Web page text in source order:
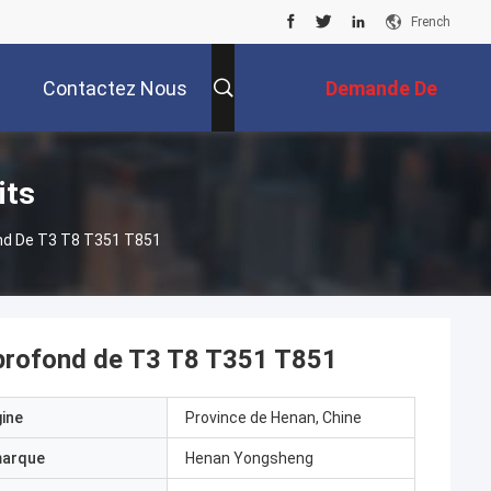
French
Contactez Nous Demande De
Soumission
De T3 T8 T351 T851
de T3 T8 T351 T851
Province de Henan, Chine
Henan Yongsheng